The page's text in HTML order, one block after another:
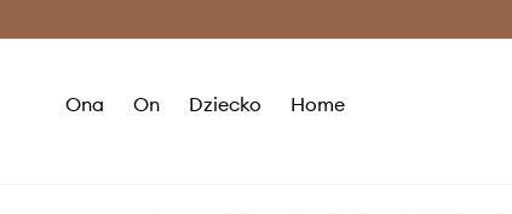
Ona On Dziecko Home